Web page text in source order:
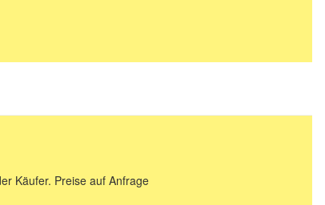
Käufer. Preise auf Anfrage